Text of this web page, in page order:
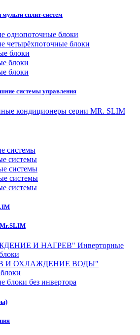
сплит-систем
однопоточные блоки
четырёхпоточные блоки
блоки
блоки
блоки
системы управления
кондиционеры серии MR. SLIM
системы
системы
системы
системы
системы
И НАГРЕВ" Инверторные
И ОХЛАЖДЕНИЕ ВОДЫ"
блоки без инвертора